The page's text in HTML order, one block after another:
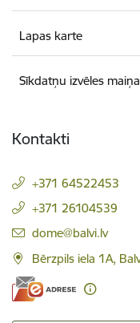
Lapas karte
Sīkdatņu izvēles maiņa
Kontakti
+371 64522453
+371 26104539
E-pasts:
dome@balvi.lv
Bērzpils iela 1A,